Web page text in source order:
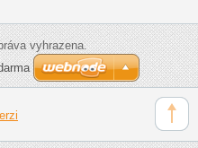
vyhrazena.